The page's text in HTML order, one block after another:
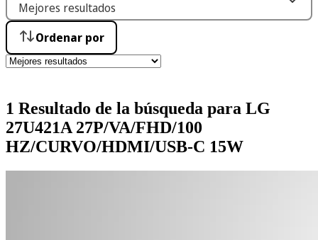
1 Resultado de la búsqueda para LG
27U421A 27P/VA/FHD/100
HZ/CURVO/HDMI/USB-C 15W
Ordenar por